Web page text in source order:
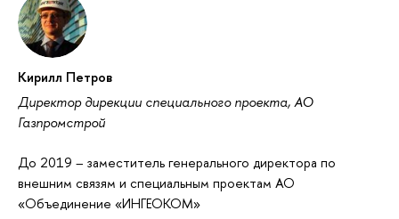
Кирилл Петров
Директор дирекции специального проекта, АО
Газпромстрой
До 2019 – заместитель генерального директора по
внешним связям и специальным проектам АО
«Объединение «ИНГЕОКОМ»